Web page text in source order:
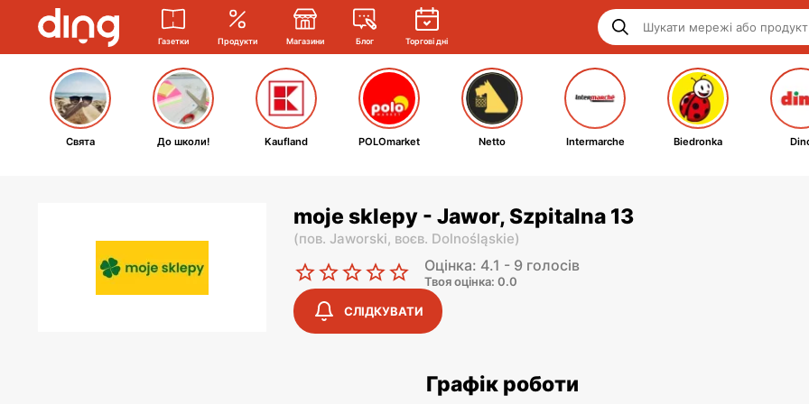
Газетки Продукти Магазини Блог Торгові дні
Свята До школи! Kaufland POLOmarket Netto Intermarche Biedronka
moje sklepy - Jawor, Szpitalna 13
(пов. Jaworski, воєв. Dolnośląskie)
Оцінка: 4.1 - 9 голосів
Твоя оцінка: 0.0
СЛІДКУВАТИ
Графік роботи